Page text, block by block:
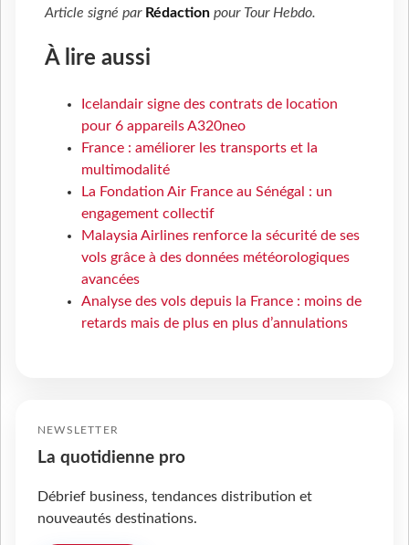
Article signé par Rédaction pour Tour Hebdo.
À lire aussi
Icelandair signe des contrats de location
pour 6 appareils A320neo
France : améliorer les transports et la
multimodalité
La Fondation Air France au Sénégal : un
engagement collectif
Malaysia Airlines renforce la sécurité de ses
vols grâce à des données météorologiques
avancées
Analyse des vols depuis la France : moins de
retards mais de plus en plus d’annulations
NEWSLETTER
La quotidienne pro
Débrief business, tendances distribution et
nouveautés destinations.